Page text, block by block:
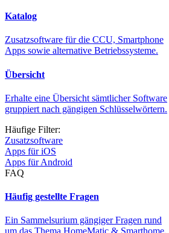
Katalog
Zusatzsoftware für die CCU, Smartphone
Apps sowie alternative Betriebssysteme.
Übersicht
Erhalte eine Übersicht sämtlicher Software
gruppiert nach gängigen Schlüsselwörtern.
Häufige Filter:
Zusatzsoftware
Apps für iOS
Apps für Android
FAQ
Häufig gestellte Fragen
Ein Sammelsurium gängiger Fragen rund